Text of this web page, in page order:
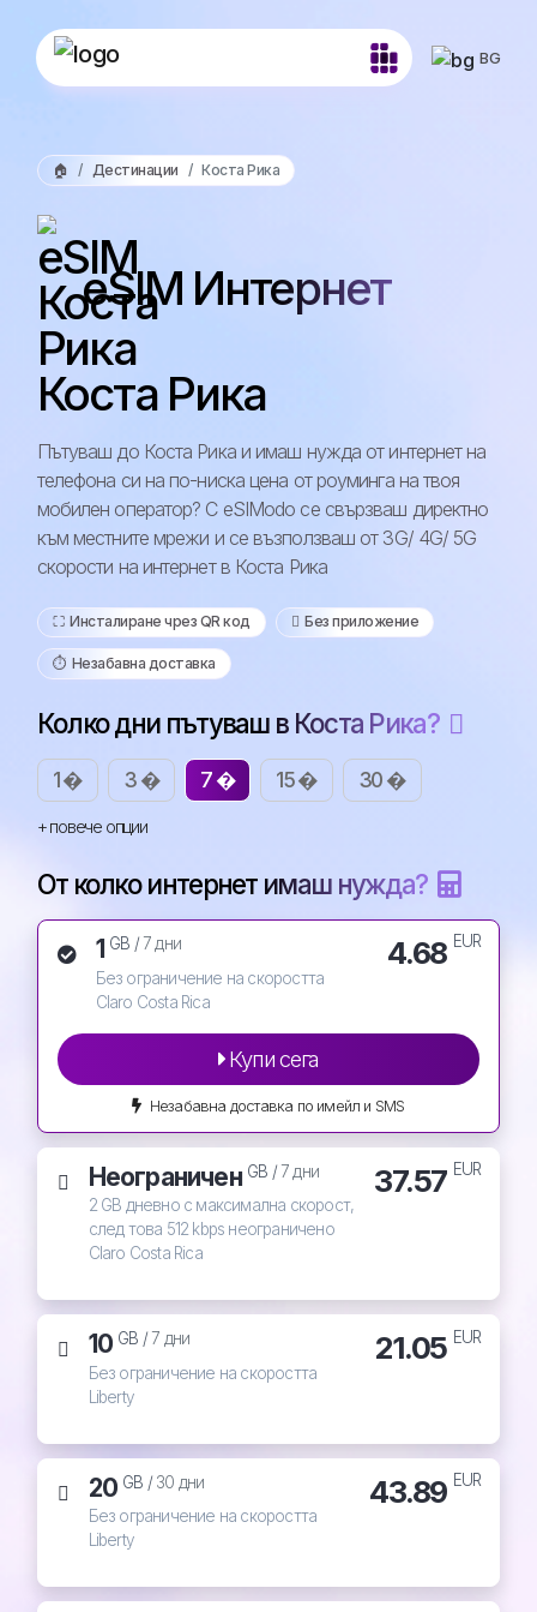
BG
🏠 Дестинации Коста Рика
eSIM Интернет
Коста Рика
Пътуваш до Коста Рика и имаш нужда от интернет на
телефона си на по-ниска цена от роуминга на твоя
мобилен оператор? С eSIModo се свързваш директно
към местните мрежи и се възползваш от 3G/ 4G/ 5G
скорости на интернет в Коста Рика
⛶️️ Инсталиране чрез QR код ️ Без приложение
⏱️️ Незабавна доставка
Колко дни пътуваш в Коста Рика?
1 � 3 � 7 � 15 � 30 �
+ повече опции
От колко интернет имаш нужда?
1 GB /7 дни
Без ограничение на скоростта
Claro Costa Rica
4.68 EUR
Купи сега
Незабавна доставка по имейл и SMS
Неограничен GB /7 дни
2 GB дневно с максимална скорост,
след това 512 kbps неограничено
Claro Costa Rica
37.57 EUR
10 GB /7 дни
Без ограничение на скоростта
Liberty
21.05 EUR
20 GB /30 дни
Без ограничение на скоростта
Liberty
43.89 EUR